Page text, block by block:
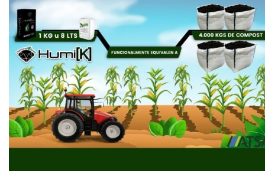
sanos
más
productivos